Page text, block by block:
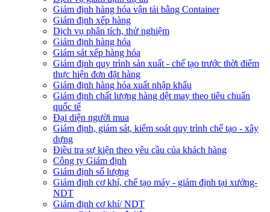
Giám định hàng hóa vận tải bằng Container
Giám định xếp hàng
Dịch vụ phân tích, thử nghiệm
Giám định hàng hóa
Giám sát xếp hàng hóa
Giám định quy trình sản xuất - chế tạo trước thời điểm
thực hiện đơn đặt hàng
Giám định hàng hóa xuất nhập khẩu
Giám định chất lượng hàng dệt may theo tiêu chuẩn
quốc tế
Đại diện người mua
Giám định, giám sát, kiểm soát quy trình chế tạo - xây
dựng
Điều tra sự kiện theo yêu cầu của khách hàng
Công ty Giám định
Giám định số lượng
Giám định cơ khí, chế tạo máy - giám định tại xưởng-
NDT
Giám định cơ khí/ NDT